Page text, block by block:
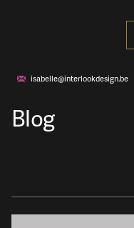
isabelle@interlookdesign.be
Blog